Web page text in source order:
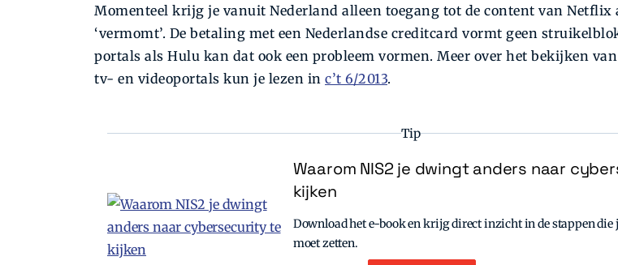
Momenteel krijg je vanuit Nederland alleen toegang tot de content van Netflix
‘vermomt’. De betaling met een Nederlandse creditcard vormt geen
portals als Hulu kan dat ook een probleem vormen. Meer over het bekijken
tv- en videoportals kun je lezen in c’t 6/2013.
Tip
Waarom NIS2 je dwingt anders naar
kijken
Download het e-book en krijg direct inzicht in de stappen
moet zetten.